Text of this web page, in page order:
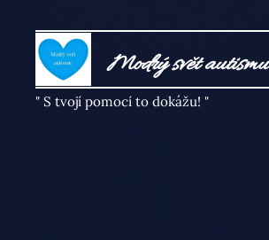
Modrý svět autismu
" S tvojí pomocí to dokážu! "